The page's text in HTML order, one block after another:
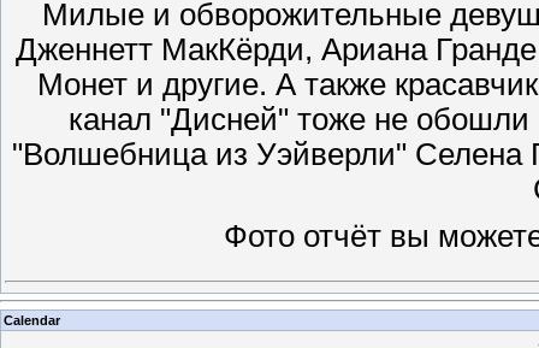
Милые и обворожительные
Дженнетт МакКёрди, Ариана
Монет и другие. А также
канал "Дисней" тоже не
"Волшебница из Уэйверли"
Фото отчёт вы
Calendar